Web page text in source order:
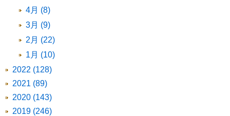
4月 (8)
3月 (9)
2月 (22)
1月 (10)
2022 (128)
2021 (89)
2020 (143)
2019 (246)